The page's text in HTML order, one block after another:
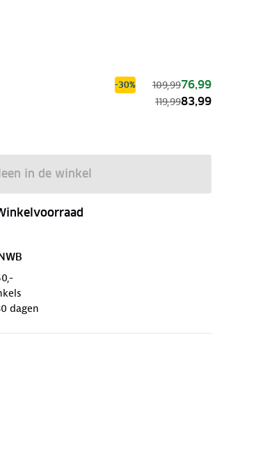
-30% 109,9976,99
119,9983,99
in de winkel
dagen